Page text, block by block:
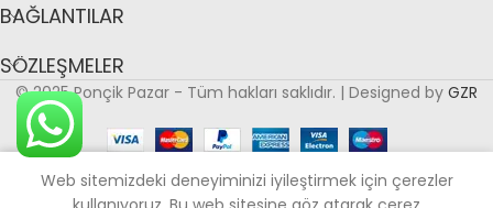
BAĞLANTILAR
SÖZLEŞMELER
© 2025 Ponçik Pazar - Tüm hakları saklıdır. | Designed by GZR
Web sitemizdeki deneyiminizi iyileştirmek için çerezler
FavorilerSepet
Hesabım